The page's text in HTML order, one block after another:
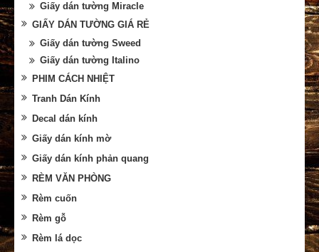
Giấy dán tường Miracle
GIẤY DÁN TƯỜNG GIÁ RẺ
Giấy dán tường Sweed
Giấy dán tường Italino
PHIM CÁCH NHIỆT
Tranh Dán Kính
Decal dán kính
Giấy dán kính mờ
Giấy dán kính phản quang
RÈM VĂN PHÒNG
Rèm cuốn
Rèm gỗ
Rèm lá dọc